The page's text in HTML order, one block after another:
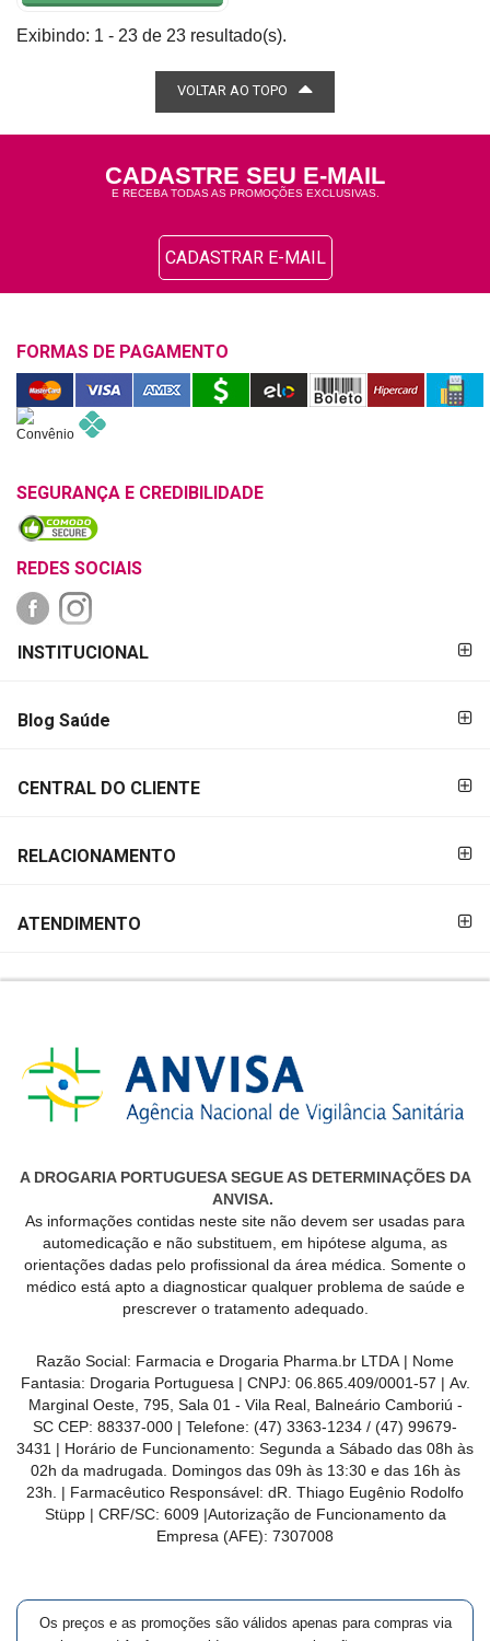
Exibindo: 1 - 23 de 23 resultado(s).
VOLTAR AO TOPO
CADASTRE SEU E-MAIL
E RECEBA TODAS AS PROMOÇÕES EXCLUSIVAS.
CADASTRAR E-MAIL
FORMAS DE PAGAMENTO
SEGURANÇA E CREDIBILIDADE
REDES SOCIAIS
PAGAMENTO
INSTITUCIONAL
Blog Saúde
CENTRAL DO CLIENTE
RELACIONAMENTO
ATENDIMENTO
A DROGARIA PORTUGUESA SEGUE AS DETERMINAÇÕES DA
ANVISA.
As informações contidas neste site não devem ser usadas para
automedicação e não substituem, em hipótese alguma, as
orientações dadas pelo profissional da área médica. Somente o
médico está apto a diagnosticar qualquer problema de saúde e
prescrever o tratamento adequado.
Razão Social: Farmacia e Drogaria Pharma.br LTDA | Nome
Fantasia: Drogaria Portuguesa | CNPJ: 06.865.409/0001-57 | Av.
Marginal Oeste, 795, Sala 01 - Vila Real, Balneário Camboriú -
SC CEP: 88337-000 | Telefone: (47) 3363-1234 / (47) 99679-
3431 | Horário de Funcionamento: Segunda a Sábado das 08h às
02h da madrugada. Domingos das 09h às 13:30 e das 16h às
23h. | Farmacêutico Responsável: dR. Thiago Eugênio Rodolfo
Stüpp | CRF/SC: 6009 |Autorização de Funcionamento da
Empresa (AFE): 7307008
Os preços e as promoções são válidos apenas para compras via